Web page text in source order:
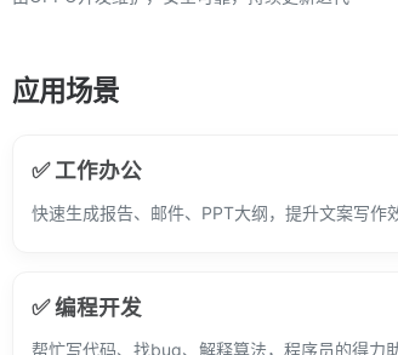
应用场景
✅ 工作办公
快速生成报告、邮件、PPT大纲，提升文案写作
✅ 编程开发
帮忙写代码、找bug、解释算法，程序员的得力